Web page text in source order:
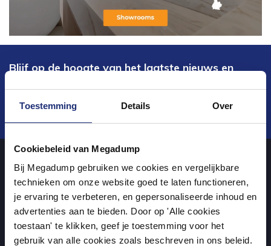
Toestemming Details Over
Cookiebeleid van Megadump
Bij Megadump gebruiken we cookies en vergelijkbare
technieken om onze website goed te laten functioneren,
je ervaring te verbeteren, en gepersonaliseerde inhoud en
advertenties aan te bieden. Door op 'Alle cookies
toestaan' te klikken, geef je toestemming voor het
gebruik van alle cookies zoals beschreven in ons beleid.
Blijf op de hoogte van het laatste nieuws en
Verstuur
Over ons
uw sanitairwinkel in Wormer waar u niet alleen in onze showroom
terecht kunt voor badkamertegels en sanitair, maar ook via de